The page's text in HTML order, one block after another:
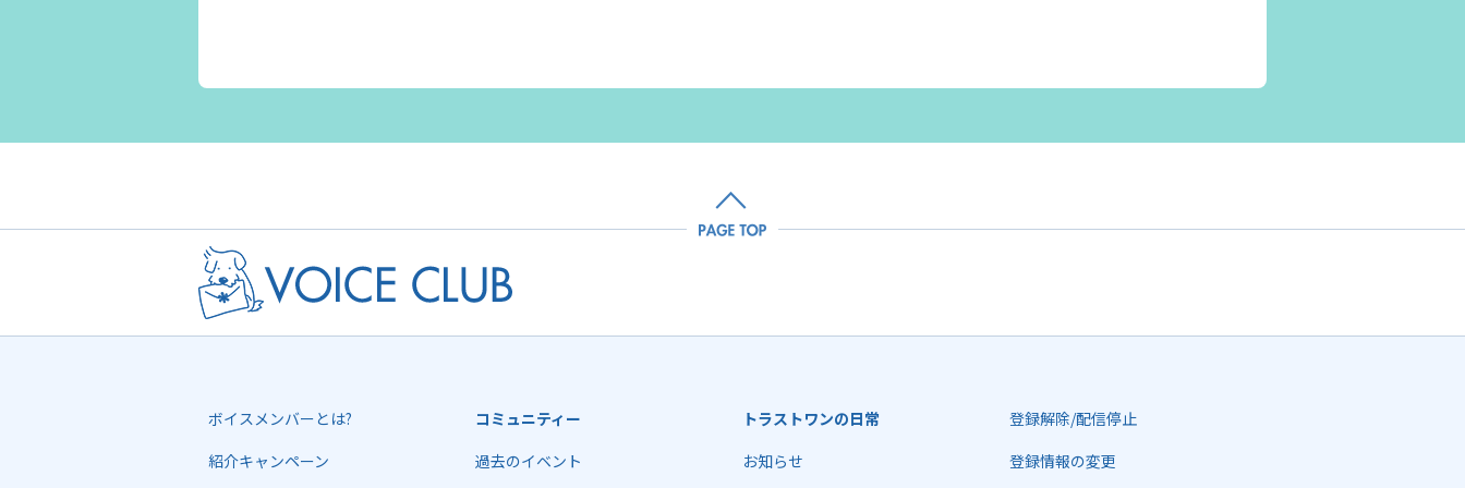
ボイスメンバーとは?
紹介キャンペーン
コミュニティー
過去のイベント
トラストワンの日常
お知らせ
登録解除/配信停止
登録情報の変更